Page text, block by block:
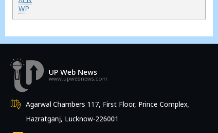
WP
UP Web News
www.upwebnews.com
Agarwal Chambers 117, First Floor, Prince Complex,
Hazratganj, Lucknow-226001